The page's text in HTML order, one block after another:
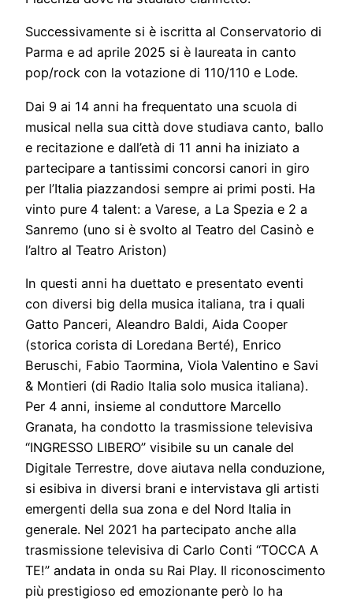
Successivamente si è iscritta al Conservatorio di
Parma e ad aprile 2025 si è laureata in canto
pop/rock con la votazione di 110/110 e Lode.
Dai 9 ai 14 anni ha frequentato una scuola di
musical nella sua città dove studiava canto, ballo
e recitazione e dall’età di 11 anni ha iniziato a
partecipare a tantissimi concorsi canori in giro
per l’Italia piazzandosi sempre ai primi posti. Ha
vinto pure 4 talent: a Varese, a La Spezia e 2 a
Sanremo (uno si è svolto al Teatro del Casinò e
l’altro al Teatro Ariston)
In questi anni ha duettato e presentato eventi
con diversi big della musica italiana, tra i quali
Gatto Panceri, Aleandro Baldi, Aida Cooper
(storica corista di Loredana Berté), Enrico
Beruschi, Fabio Taormina, Viola Valentino e Savi
& Montieri (di Radio Italia solo musica italiana).
Per 4 anni, insieme al conduttore Marcello
Granata, ha condotto la trasmissione televisiva
“INGRESSO LIBERO” visibile su un canale del
Digitale Terrestre, dove aiutava nella conduzione,
si esibiva in diversi brani e intervistava gli artisti
emergenti della sua zona e del Nord Italia in
generale. Nel 2021 ha partecipato anche alla
trasmissione televisiva di Carlo Conti “TOCCA A
TE!” andata in onda su Rai Play. Il riconoscimento
più prestigioso ed emozionante però lo ha